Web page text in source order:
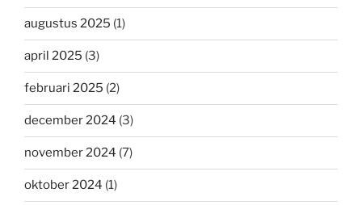
augustus 2025 (1)
april 2025 (3)
februari 2025 (2)
december 2024 (3)
november 2024 (7)
oktober 2024 (1)